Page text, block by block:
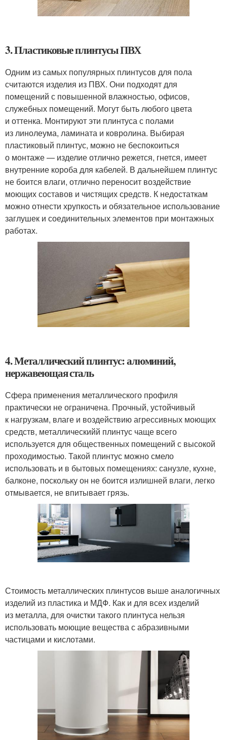
3. Пластиковые плинтусы ПВХ
Одним из самых популярных плинтусов для пола
считаются изделия из ПВХ. Они подходят для
помещений с повышенной влажностью, офисов,
служебных помещений. Могут быть любого цвета
и оттенка. Монтируют эти плинтуса с полами
из линолеума, ламината и ковролина. Выбирая
пластиковый плинтус, можно не беспокоиться
о монтаже — изделие отлично режется, гнется, имеет
внутренние короба для кабелей. В дальнейшем плинтус
не боится влаги, отлично переносит воздействие
моющих составов и чистящих средств. К недостаткам
можно отнести хрупкость и обязательное использование
заглушек и соединительных элементов при монтажных
работах.
4. Металлический плинтус: алюминий,
нержавеющая сталь
Сфера применения металлического профиля
практически не ограничена. Прочный, устойчивый
к нагрузкам, влаге и воздействию агрессивных моющих
средств, металлическийй плинтус чаще всего
используется для общественных помещений с высокой
проходимостью. Такой плинтус можно смело
использовать и в бытовых помещениях: санузле, кухне,
балконе, поскольку он не боится излишней влаги, легко
отмывается, не впитывает грязь.
Стоимость металлических плинтусов выше аналогичных
изделий из пластика и МДФ. Как и для всех изделий
из металла, для очистки такого плинтуса нельзя
использовать моющие вещества с абразивными
частицами и кислотами.